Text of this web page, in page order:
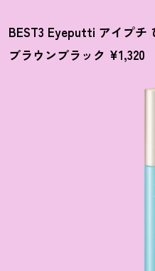
BEST3 Eyeputti アイプチ
ブラウンブラック ¥1,320